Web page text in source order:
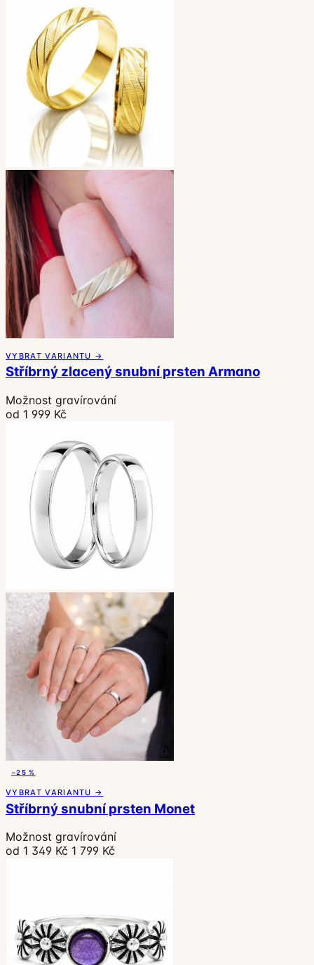
VYBRAT VARIANTU →
Stříbrný zlacený snubní prsten Armano
Možnost gravírování
od 1 999 Kč
−25 %
VYBRAT VARIANTU →
Stříbrný snubní prsten Monet
Možnost gravírování
od 1 349 Kč 1 799 Kč